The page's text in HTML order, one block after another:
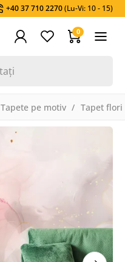
+40 37 710 2270(Lu-Vi: 10 - 15)
0
Tapete pe motiv Tapet flori